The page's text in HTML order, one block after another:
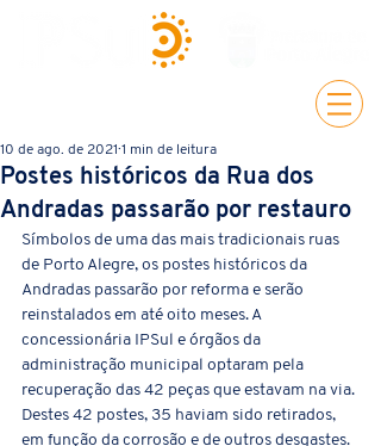
Postes históricos da Rua dos
Andradas passarão por restauro
10 de ago. de 2021 1 min de leitura
Símbolos de uma das mais tradicionais ruas
de Porto Alegre, os postes históricos da
Andradas passarão por reforma e serão
reinstalados em até oito meses. A
concessionária IPSul e órgãos da
administração municipal optaram pela
recuperação das 42 peças que estavam na via.
Destes 42 postes, 35 haviam sido retirados,
em função da corrosão e de outros desgastes.